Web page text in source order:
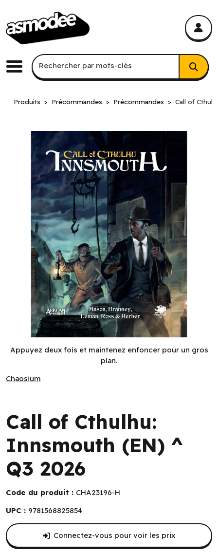
Menu
Recherche par mots-clés
Rechercher par mots-clés
Produits Précommandes Précommandes Call of
Appuyez deux fois et maintenez enfoncer pour un gros
plan.
Chaosium
Call of Cthulhu:
Innsmouth (EN) ^
Q3 2026
Code du produit : CHA23196-H
UPC : 9781568825854
Connectez-vous pour voir les prix